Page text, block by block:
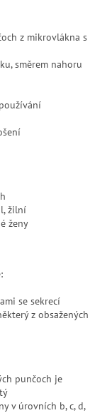
z mikrovlákna s
směrem nahoru
žilní
ženy
se sekrecí
z obsažených
punčoch je
v úrovních b, c, d,